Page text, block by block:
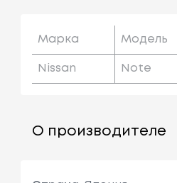
Марка Модель
Nissan Note
О производителе